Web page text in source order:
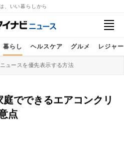
、いい暮らしから
暮らし ヘルスケア グルメ レジャー
ュースを優先表示する方法
でできるエアコンクリ
点